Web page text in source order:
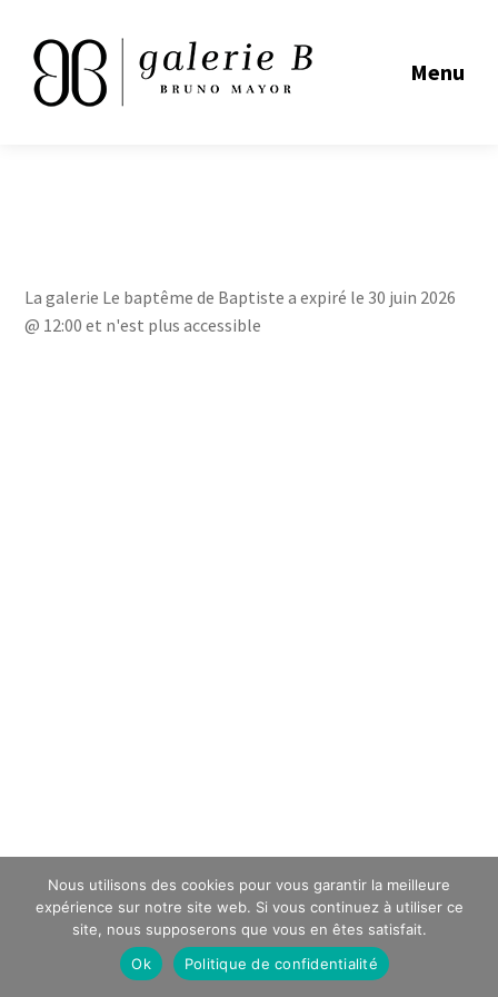
Menu
La galerie Le baptême de Baptiste a expiré le 30 juin 2026
@ 12:00 et n'est plus accessible
Nous utilisons des cookies pour vous garantir la meilleure
expérience sur notre site web. Si vous continuez à utiliser ce
site, nous supposerons que vous en êtes satisfait.
Ok
Politique de confidentialité